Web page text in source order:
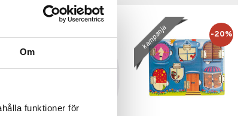
Om
funktioner för
kampanja -20%